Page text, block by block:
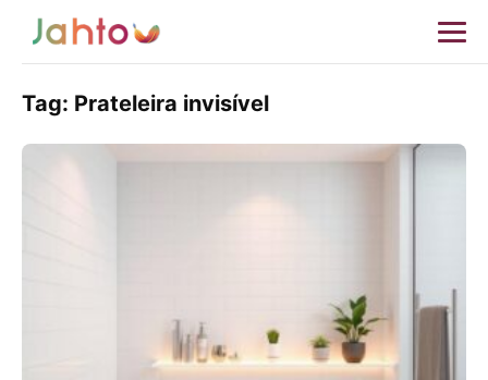
Tag: Prateleira invisível